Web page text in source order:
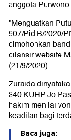
anggota
"Menguatkan
907/Pid.B/2020/
dimohonkan
dilansir website
(21/9/2020).
Zuraida
340 KUHP Jo
hakim menilai
keadilan bagi
Baca juga: